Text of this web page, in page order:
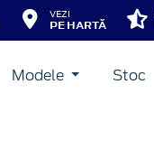
VEZI
PE HARTĂ
Modele Stoc